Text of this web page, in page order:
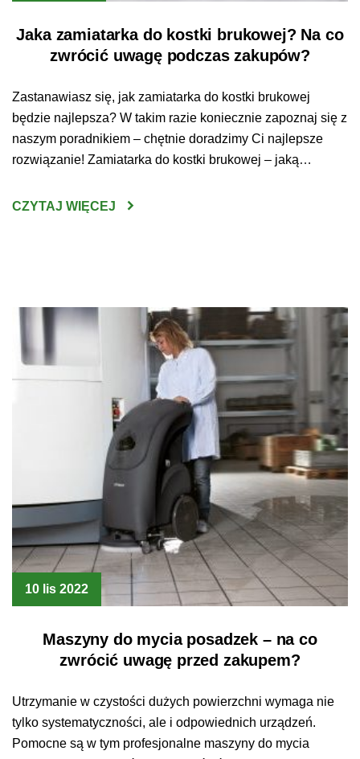
Jaka zamiatarka do kostki brukowej? Na co
zwrócić uwagę podczas zakupów?
Zastanawiasz się, jak zamiatarka do kostki brukowej
będzie najlepsza? W takim razie koniecznie zapoznaj się z
naszym poradnikiem – chętnie doradzimy Ci najlepsze
rozwiązanie! Zamiatarka do kostki brukowej – jaką
oczyszczania kostki brukowej nie jest wcale prostym
CZYTAJ WIĘCEJ
10 lis 2022
Maszyny do mycia posadzek – na co
zwrócić uwagę przed zakupem?
Utrzymanie w czystości dużych powierzchni wymaga nie
tylko systematyczności, ale i odpowiednich urządzeń.
Pomocne są w tym profesjonalne maszyny do mycia